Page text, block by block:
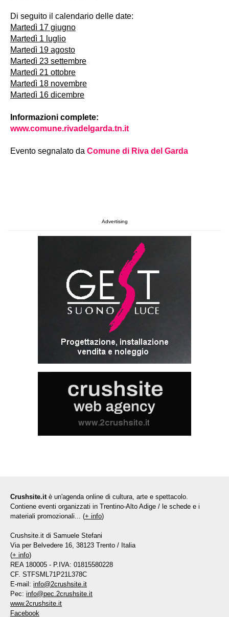
Di seguito il calendario delle date:
Martedì 17 giugno
Martedì 1 luglio
Martedì 19 agosto
Martedì 23 settembre
Martedì 21 ottobre
Martedì 18 novembre
Martedì 16 dicembre
Informazioni complete:
www.comune.rivadelgarda.tn.it
Evento segnalato da Comune di Riva del Garda
Advertising
Crushsite.it è un'agenda online di cultura, arte e spettacolo.
Contiene eventi organizzati in Trentino-Alto Adige / le schede e i
materiali promozionali... (+ info)
Crushsite.it di Samuele Stefani
Via per Belvedere 16, 38123 Trento / Italia
(+ info)
REA 180005 - P.IVA: 01815580228
CF. STFSML71P21L378C
E-mail: info@2crushsite.it
Pec: info@pec.2crushsite.it
www.2crushsite.it
Facebook